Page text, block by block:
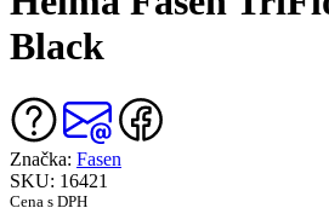
Black
Značka: Fasen
SKU: 16421
Cena s DPH